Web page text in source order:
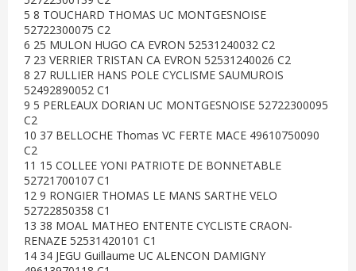
5 8 TOUCHARD THOMAS UC MONTGESNOISE
52722300075 C2
6 25 MULON HUGO CA EVRON 52531240032 C2
7 23 VERRIER TRISTAN CA EVRON 52531240026 C2
8 27 RULLIER HANS POLE CYCLISME SAUMUROIS
52492890052 C1
9 5 PERLEAUX DORIAN UC MONTGESNOISE 52722300095
C2
10 37 BELLOCHE Thomas VC FERTE MACE 49610750090
C2
11 15 COLLEE YONI PATRIOTE DE BONNETABLE
52721700107 C1
12 9 RONGIER THOMAS LE MANS SARTHE VELO
52722850358 C1
13 38 MOAL MATHEO ENTENTE CYCLISTE CRAON-
RENAZE 52531420101 C1
14 34 JEGU Guillaume UC ALENCON DAMIGNY